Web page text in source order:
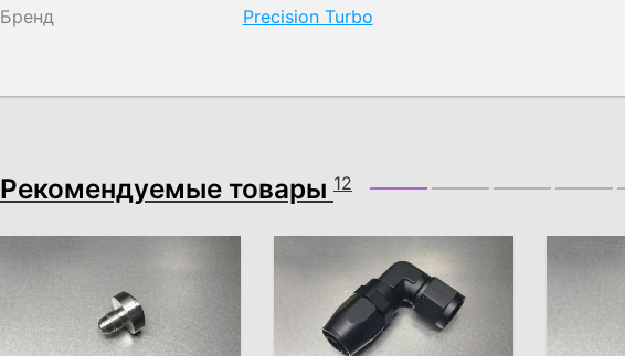
Бренд
Precision Turbo
Рекомендуемые товары 12